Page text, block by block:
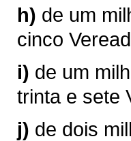
h) de um
cinco
i) de um
trinta e sete
j) de dois